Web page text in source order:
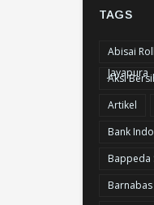
TAGS
Abisai
Jayapura
Aksi
Artikel
Bank
Bappeda
Barnabas